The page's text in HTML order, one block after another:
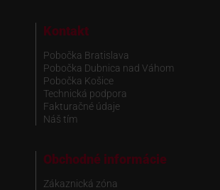
Kontakt
Pobočka Bratislava
Pobočka Dubnica nad Váhom
Pobočka Košice
Technická podpora
Fakturačné údaje
Náš tím
Obchodné informácie
Zákaznická zóna